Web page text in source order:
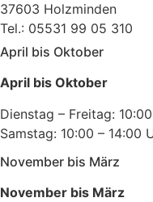
37603 Holzminden
Tel.: 05531 99 05 310
April bis Oktober
April bis Oktober
Dienstag – Freitag:
Samstag: 10:00 – 14:00
November bis März
November bis März